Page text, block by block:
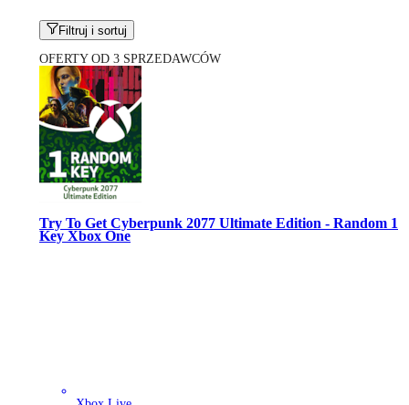
Filtruj i sortuj
OFERTY OD 3 SPRZEDAWCÓW
Try To Get Cyberpunk 2077 Ultimate Edition - Random 1
Key Xbox One